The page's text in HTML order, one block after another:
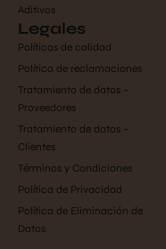
Aditivos
Legales
Políticas de calidad
Política de reclamaciones
Tratamiento de datos –
Proveedores
Tratamiento de datos –
Clientes
Términos y Condiciones
Política de Privacidad
Política de Eliminación de
Datos